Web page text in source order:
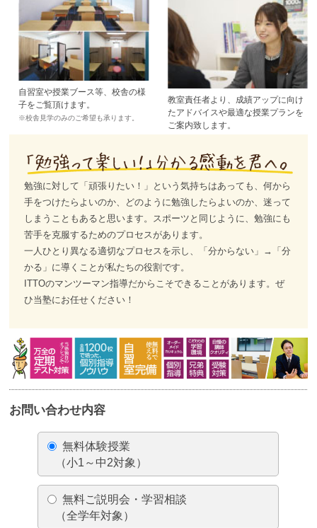
自習室や授業ブース等、校舎の様
子をご覧頂けます。
※校舎見学のみのご希望も承ります。
教室責任者より、成績アップに向け
たアドバイスや最適な授業プランを
ご案内致します。
勉強に対して「頑張りたい！」という気持ちはあっても、何から
手をつけたらよいのか、どのように勉強したらよいのか、迷って
しまうこともあると思います。スポーツと同じように、勉強にも
苦手を克服するためのプロセスがあります。
一人ひとり異なる適切なプロセスを示し、「分からない」→「分
かる」に導くことが私たちの役割です。
ITTOのマンツーマン指導だからこそできることがあります。ぜ
ひ当塾にお任せください！
お問い合わせ内容
無料体験授業
（小1～中2対象）
無料ご説明会・学習相談
（全学年対象）